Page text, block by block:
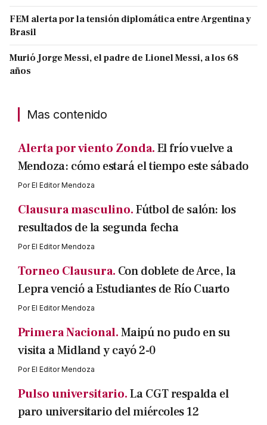
FEM alerta por la tensión diplomática entre Argentina y
Brasil
Murió Jorge Messi, el padre de Lionel Messi, a los 68
años
Mas contenido
Alerta por viento Zonda.El frío vuelve a
Mendoza: cómo estará el tiempo este sábado
PorEl Editor Mendoza
Clausura masculino.Fútbol de salón: los
resultados de la segunda fecha
PorEl Editor Mendoza
Torneo Clausura. Con doblete de Arce, la
Lepra venció a Estudiantes de Río Cuarto
PorEl Editor Mendoza
Primera Nacional.Maipú no pudo en su
visita a Midland y cayó 2-0
PorEl Editor Mendoza
Pulso universitario.La CGT respalda el
paro universitario del miércoles 12